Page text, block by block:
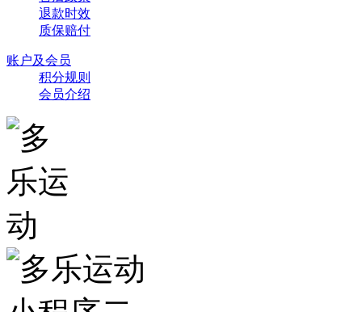
退款时效
质保赔付
账户及会员
积分规则
会员介绍